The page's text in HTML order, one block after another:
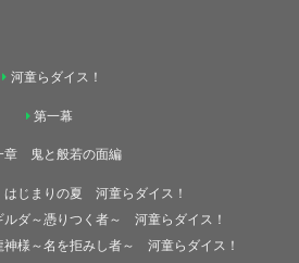
河童らダイス！
第一幕
章 鬼と般若の面編
じまりの夏 河童らダイス！
ダ～憑りつく者～ 河童らダイス！
様～名を拒みし者～ 河童らダイス！